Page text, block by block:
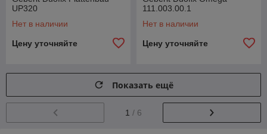
UP320
Нет в наличии
Цену уточняйте
111.003.00.1
Нет в наличии
Цену уточняйте
Показать ещё
1 / 6